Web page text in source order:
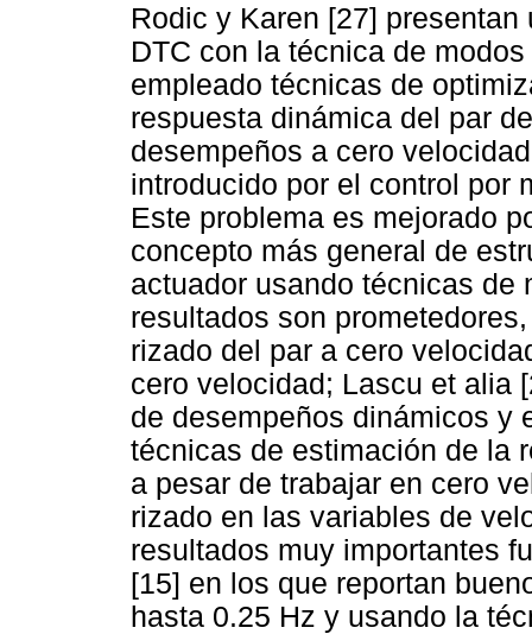
Rodic y Karen [27]
DTC con la técnica de
empleado técnicas de
respuesta dinámica del par
desempeños a cero
introducido por el control por
Este problema es mejorado
concepto más general de
actuador usando técnicas de
resultados son
rizado del par a cero
cero velocidad; Lascu et alia
de desempeños dinámicos y
técnicas de estimación de la
a pesar de trabajar en cero
rizado en las variables de
resultados muy importantes
[15] en los que reportan
hasta 0.25 Hz y usando la